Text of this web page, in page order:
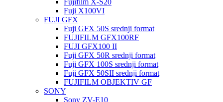
Fujifilm X-S20
Fuji X100VI
FUJI GFX
Fuji GFX 50S srednji format
FUJIFILM GFX100RF
FUJI GFX100 II
Fuji GFX 50R srednji format
Fuji GFX 100S srednji format
Fuji GFX 50SII srednji format
FUJIFILM OBJEKTIV GF
SONY
Sony ZV-E10